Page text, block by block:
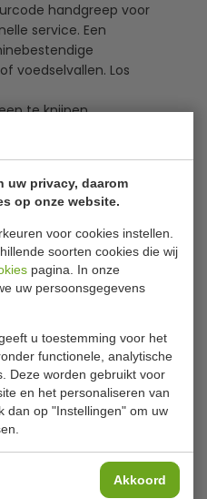
uw privacy, daarom
op onze website.
voor cookies instellen.
soorten cookies die wij
pagina. In onze
uw persoonsgegevens
u toestemming voor het
functionele, analytische
Deze worden gebruikt voor
en het personaliseren van
dan op "Instellingen" om uw
Akkoord
handgreep voor
service. Een
voedselvallen. Los
te knijpen.
cm
porties per liter
gram